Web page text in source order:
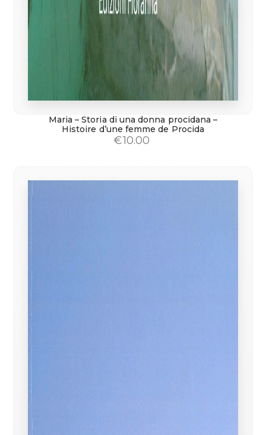
Maria – Storia di una donna procidana –
Histoire d’une femme de Procida
€10.00